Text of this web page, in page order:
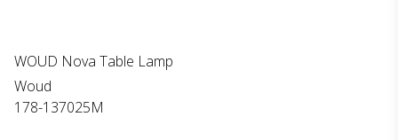
WOUD Nova Table Lamp
Woud
178-137025M